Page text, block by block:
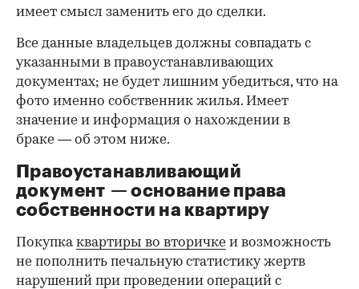
имеет смысл заменить его до сделки.
00:00 / 00:00
Все данные владельцев должны совпадать с
указанными в правоустанавливающих
документах; не будет лишним убедиться, что на
фото именно собственник жилья. Имеет
значение и информация о нахождении в
браке — об этом ниже.
Правоустанавливающий
документ — основание права
собственности на квартиру
Покупкаквартиры во вторичке и возможность
не пополнить печальную статистику жертв
нарушений при проведении операций с